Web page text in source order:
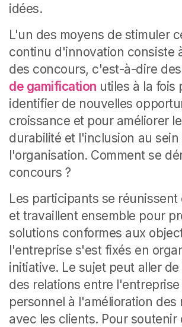
idées.
L'un des moyens de stimuler
continu d'innovation consiste
des concours, c'est-à-dire des
de gamification utiles à la fois
identifier de nouvelles
croissance et pour améliorer
durabilité et l'inclusion au sein
l'organisation. Comment se
concours ?
Les participants se réunissent
et travaillent ensemble pour
solutions conformes aux
l'entreprise s'est fixés en
initiative. Le sujet peut aller
des relations entre l'entreprise
personnel à l'amélioration des
avec les clients. Pour soutenir